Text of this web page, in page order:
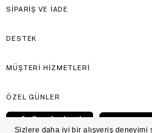
SİPARİŞ VE İADE
DESTEK
MÜŞTERİ HİZMETLERİ
ÖZEL GÜNLER